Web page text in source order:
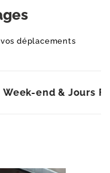
déplacements
Fériés